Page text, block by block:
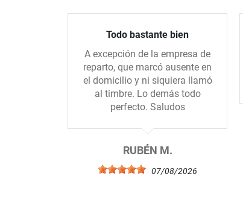
Todo bastante bien
A excepción de la empresa de
reparto, que marcó ausente en
el domicilio y ni siquiera llamó
al timbre. Lo demás todo
perfecto. Saludos
RUBÉN M.
07/08/2026